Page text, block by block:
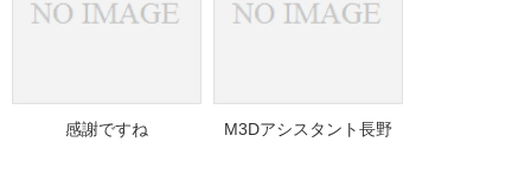
感謝ですね M3Dアシスタント長野